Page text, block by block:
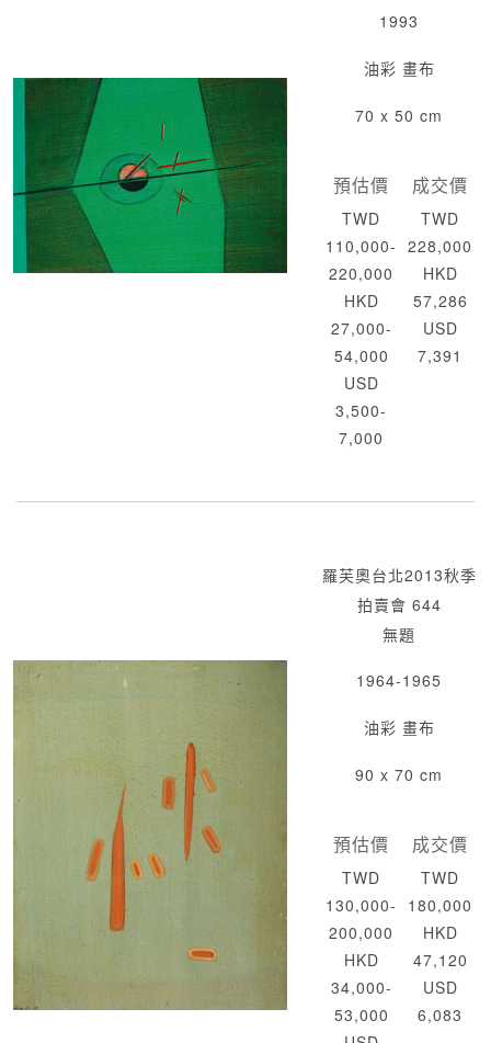
1993
油彩 畫布
70 x 50 cm
預估價
TWD
110,000-
220,000
HKD
27,000-
54,000
USD
3,500-
7,000
成交價
TWD
228,000
HKD
57,286
USD
7,391
羅芙奧台北2013秋季
拍賣會 644
無題
1964-1965
油彩 畫布
90 x 70 cm
預估價
TWD
130,000-
200,000
HKD
34,000-
53,000
成交價
TWD
180,000
HKD
47,120
USD
6,083